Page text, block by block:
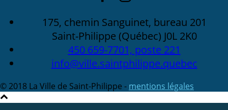
175, chemin Sanguinet, bureau 201
Saint-Philippe (Québec) J0L 2K0
450 659-7701, poste 221
info@ville.saintphilippe.quebec
© 2018 La Ville de Saint-Philippe - mentions légales